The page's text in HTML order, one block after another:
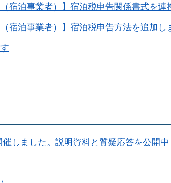
宿泊事業者）】宿泊税申告関係書式を連
宿泊事業者）】宿泊税申告方法を追加し
しました。説明資料と質疑応答を公開中